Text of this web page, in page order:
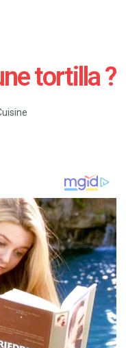
tortilla​ ?